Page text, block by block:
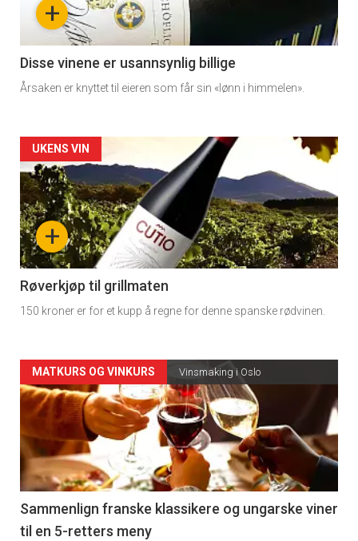
3
+
Disse vinene er usannsynlig billige
Årsaken er knyttet til eieren som får sin «lønn i himmelen».
Forsiden
akkurat
nå
-
4
+
UKENS VIN
Røverkjøp til grillmaten
150 kroner er for et kupp å regne for denne spanske rødvinen.
Forsiden
akkurat
nå
-
5
MATKURS OG VINKURS Vinsmaking i Oslo
Sammenlign franske klassikere og ungarske viner
til en 5-retters meny